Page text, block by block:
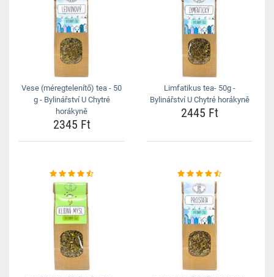
Vese (méregtelenítő) tea - 50
g - Bylinářství U Chytré
horákyně
2345 Ft
Limfatikus tea- 50g -
Bylinářství U Chytré horákyně
2445 Ft